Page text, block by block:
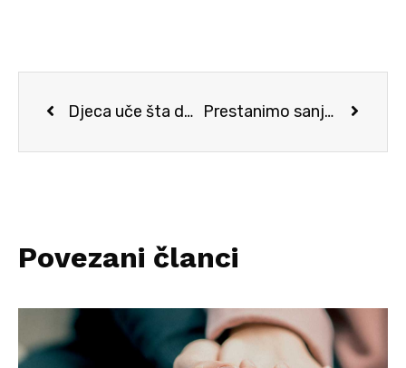
Djeca uče šta doživljajaju u porodici Prestanimo sanjati snove, već radimo da se ostvare
Povezani članci